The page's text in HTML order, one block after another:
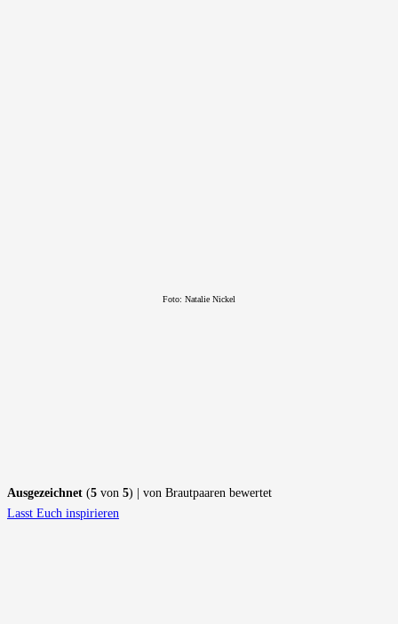
Foto: Natalie Nickel
Ausgezeichnet (5 von 5) | von Brautpaaren bewertet
Lasst Euch inspirieren